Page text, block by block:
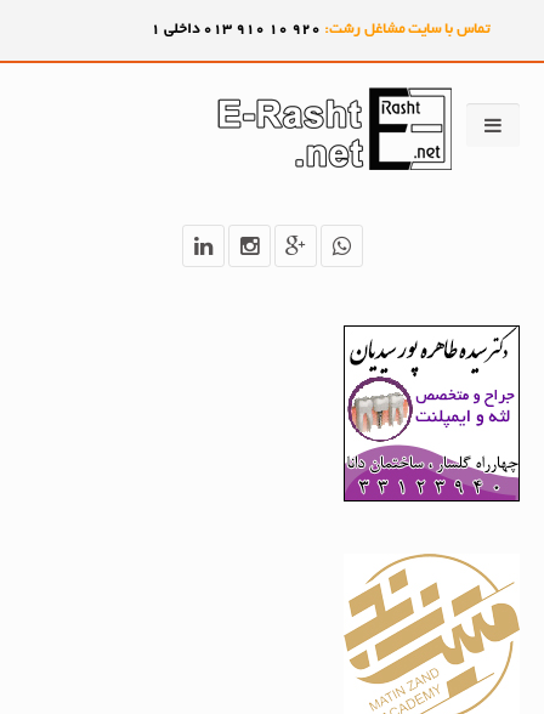
تماس با سایت مشاغل رشت: 920
10
910 013 داخلی 1